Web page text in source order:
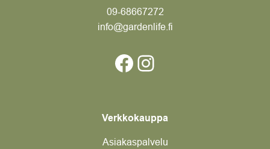
09-68667272
info@gardenlife.fi
Facebook
Instagram
Verkkokauppa
Asiakaspalvelu